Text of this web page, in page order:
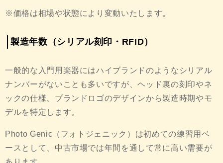
※価格は相場や状態により変動いたします。
製造年数（シリアル刻印・RFID）
一般的な入門用楽器にはハイブランドのようなシリアル
ナンバーがないことも多いですが、ヘッド裏の刻印やネ
ックの仕様、ブランドロゴのデザインから製造時期やモ
デルを特定します。
Photo Genic（フォトジェニック）は初めての練習用ベ
ースとして、中古市場では年間を通して常に高い需要が